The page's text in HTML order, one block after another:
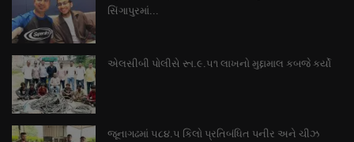
સિંગાપુરમાં...
એલસીબી પોલીસે રૂા.૯.૫૧ લાખનો મુદ્દામાલ કબજે કર્યો
જૂનાગઢમાં ૫૮૪.૫ કિલો પ્રતિબંધિત પનીર અને ચીઝ